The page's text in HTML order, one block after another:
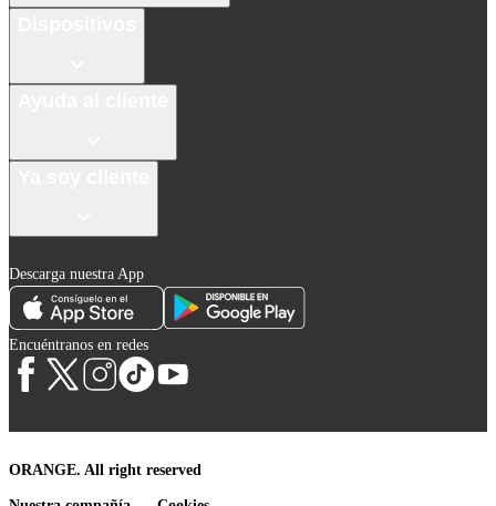
Descarga nuestra App
Encuéntranos en redes
ORANGE. All right reserved